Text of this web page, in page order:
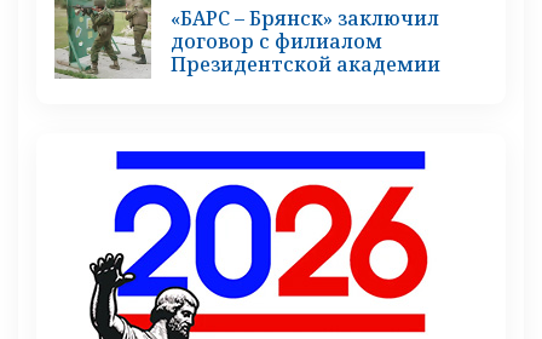
«БАРС – Брянск» заключил
договор с филиалом
Президентской академии